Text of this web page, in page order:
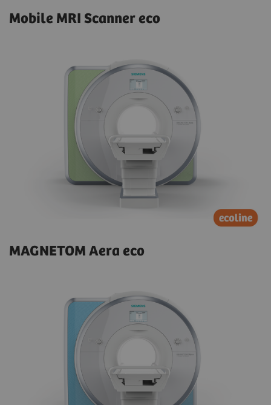
Mobile MRI Scanner eco
MAGNETOM Aera eco